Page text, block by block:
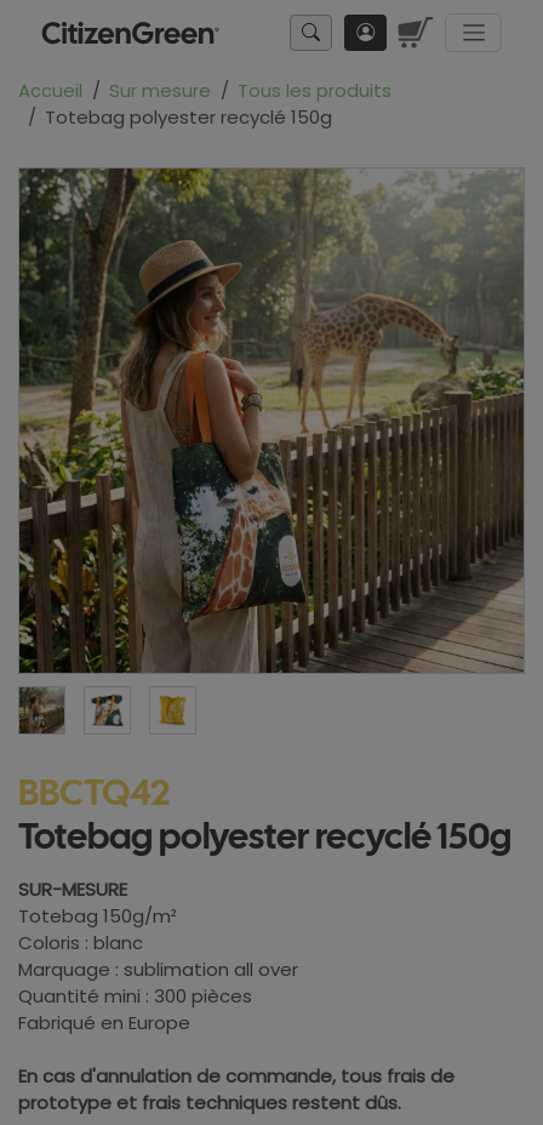
Accueil Sur mesure
Tous les produits
Totebag polyester recyclé 150g
BBCTQ42
Totebag polyester recyclé 150g
SUR-MESURE
Totebag 150g/m²
Coloris : blanc
Marquage : sublimation all over
Quantité mini : 300 pièces
Fabriqué en Europe
En cas d'annulation de commande, tous frais de
prototype et frais techniques restent dûs.